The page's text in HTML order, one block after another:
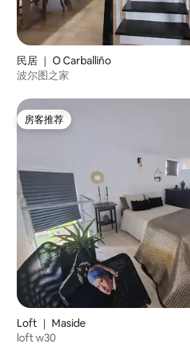
民居 ｜ O Carballiño
波尔图之家
房客推荐
房客推荐
Loft ｜ Maside
loft w30